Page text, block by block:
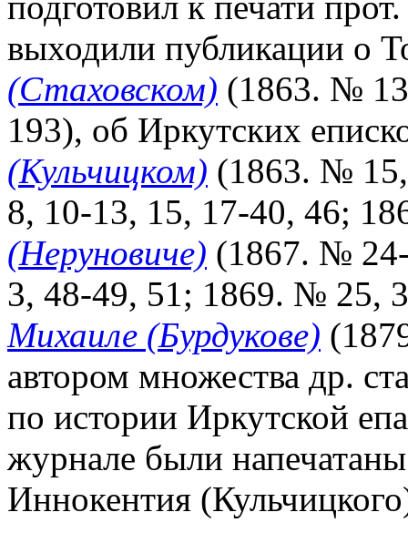
выходили публикации о
(Стаховском) (1863. №
193), об Иркутских
(Кульчицком) (1863. №
8, 10-13, 15, 17-40, 46;
(Неруновиче) (1867. №
3, 48-49, 51; 1869. № 25,
Михаиле (Бурдукове)
автором множества др.
по истории Иркутской
журнале были
Иннокентия